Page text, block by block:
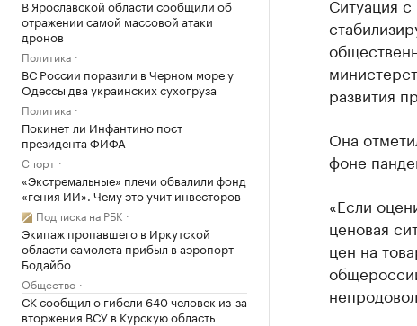
В Ярославской области сообщили об
отражении самой массовой атаки
дронов
Политика
ВС России поразили в Черном море у
Одессы два украинских сухогруза
Политика
Покинет ли Инфантино пост
президента ФИФА
Спорт
«Экстремальные» плечи обвалили фонд
«гения ИИ». Чему это учит инвесторов
Подписка на РБК
Экипаж пропавшего в Иркутской
области самолета прибыл в аэропорт
Бодайбо
Общество
СК сообщил о гибели 640 человек из-за
вторжения ВСУ в Курскую область
развития
Она
фоне
«Если
ценовая
цен на